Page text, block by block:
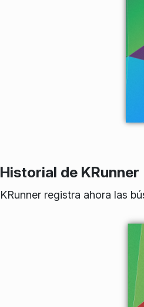
Historial de KRunner
KRunner registra ahora las